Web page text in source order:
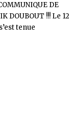
DE
DOUBOUT !!! Le 12
tenue